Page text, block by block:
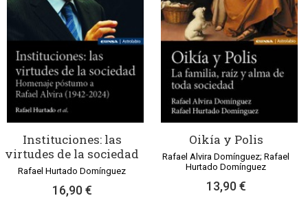
Instituciones: las
virtudes de la sociedad
Rafael Hurtado Domínguez
16,90 €
Oikía y Polis
Rafael Alvira Domínguez; Rafael
Hurtado Domínguez
13,90 €